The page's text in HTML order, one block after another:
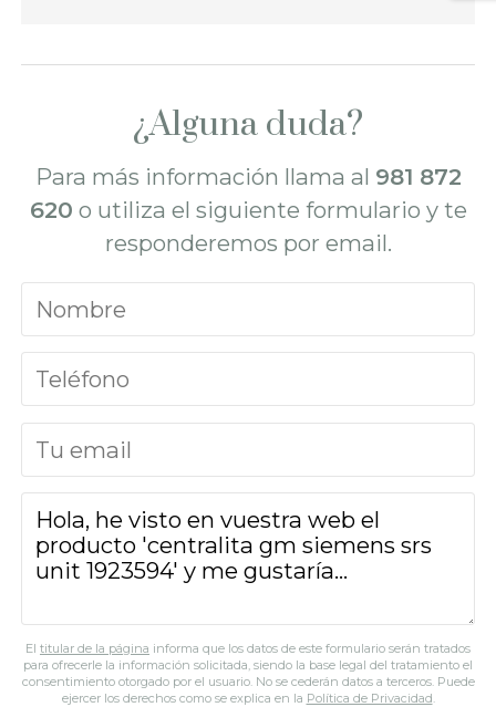
¿Alguna duda?
Para más información llama al 981 872
620 o utiliza el siguiente formulario y te
responderemos por email.
El titular de la página informa que los datos de este formulario serán tratados
para ofrecerle la información solicitada, siendo la base legal del tratamiento el
consentimiento otorgado por el usuario. No se cederán datos a terceros. Puede
ejercer los derechos como se explica en la Política de Privacidad.